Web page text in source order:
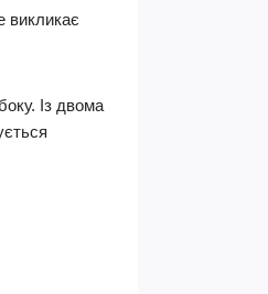
викликає
Із двома